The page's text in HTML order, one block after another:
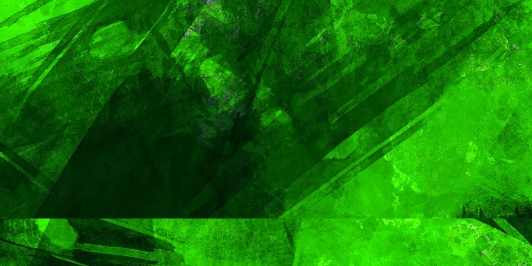
PORTADA TENDENCIA VIDA │ ESTILO
Carmelitas Café, el
TENDENCIA VIDA │ ESTILO
Oreo® y BTS lanzan